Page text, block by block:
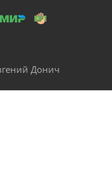
Донич